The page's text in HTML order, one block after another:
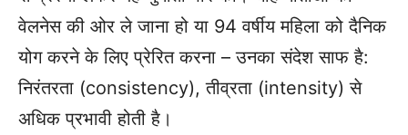
वेलनेस की ओर ले जाना हो या 94 वर्षीय महिला को दैनिक
योग करने के लिए प्रेरित करना – उनका संदेश साफ है:
निरंतरता (consistency), तीव्रता (intensity) से
अधिक प्रभावी होती है।